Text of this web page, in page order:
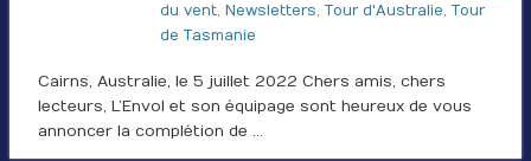
du vent, Newsletters Tour d'Australie Tour
de Tasmanie
Cairns, Australie, le 5 juillet 2022 Chers amis, chers
lecteurs, L’Envol et son équipage sont heureux de vous
annoncer la complétion de …